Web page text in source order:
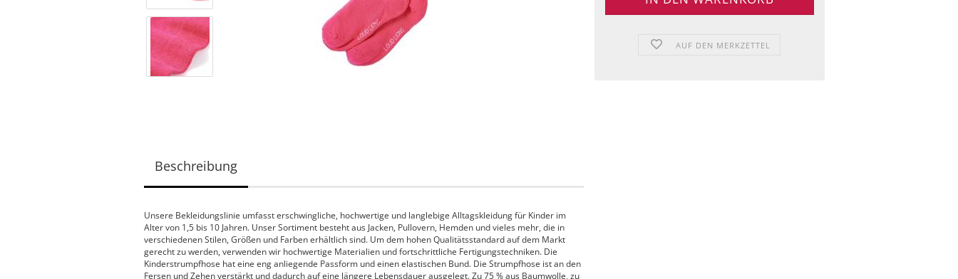
AUF DEN MERKZETTEL
Beschreibung
Unsere Bekleidungslinie umfasst erschwingliche, hochwertige und langlebige Alltagskleidung für Kinder im
Alter von 1,5 bis 10 Jahren. Unser Sortiment besteht aus Jacken, Pullovern, Hemden und vieles mehr, die in
verschiedenen Stilen, Größen und Farben erhältlich sind. Um dem hohen Qualitätsstandard auf dem Markt
gerecht zu werden, verwenden wir hochwertige Materialien und fortschrittliche Fertigungstechniken. Die
Kinderstrumpfhose hat eine eng anliegende Passform und einen elastischen Bund. Die Strumpfhose ist an den
Fersen und Zehen verstärkt und dadurch auf eine längere Lebensdauer ausgelegt. Zu 75 % aus Baumwolle, zu